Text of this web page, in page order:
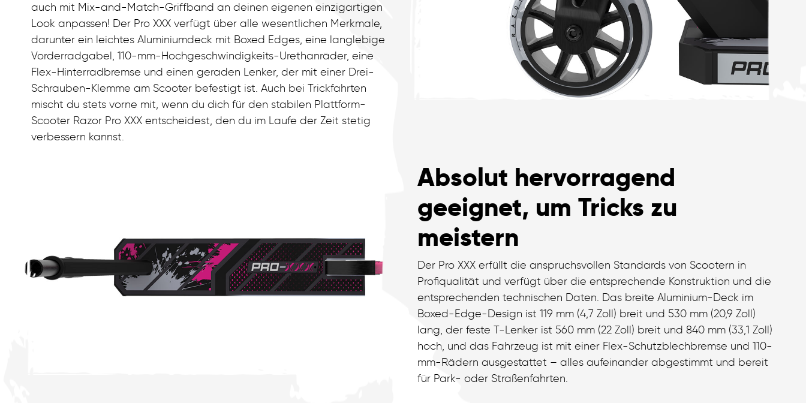
auch mit Mix-and-Match-Griffband an deinen eigenen einzigartigen
Look anpassen! Der Pro XXX verfügt über alle wesentlichen Merkmale,
darunter ein leichtes Aluminiumdeck mit Boxed Edges, eine langlebige
Vorderradgabel, 110-mm-Hochgeschwindigkeits-Urethanräder, eine
Flex-Hinterradbremse und einen geraden Lenker, der mit einer Drei-
Schrauben-Klemme am Scooter befestigt ist. Auch bei Trickfahrten
mischt du stets vorne mit, wenn du dich für den stabilen Plattform-
Scooter Razor Pro XXX entscheidest, den du im Laufe der Zeit stetig
verbessern kannst.
Absolut hervorragend
geeignet, um Tricks zu
meistern
Der Pro XXX erfüllt die anspruchsvollen Standards von Scootern in
Profiqualität und verfügt über die entsprechende Konstruktion und die
entsprechenden technischen Daten. Das breite Aluminium-Deck im
Boxed-Edge-Design ist 119 mm (4,7 Zoll) breit und 530 mm (20,9 Zoll)
lang, der feste T-Lenker ist 560 mm (22 Zoll) breit und 840 mm (33,1 Zoll)
hoch, und das Fahrzeug ist mit einer Flex-Schutzblechbremse und 110-
mm-Rädern ausgestattet – alles aufeinander abgestimmt und bereit
für Park- oder Straßenfahrten.